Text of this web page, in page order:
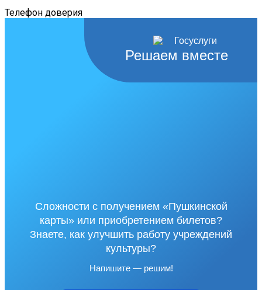
Телефон доверия
Решаем вместе
Сложности с получением «Пушкинской
карты» или приобретением билетов?
Знаете, как улучшить работу учреждений
культуры?
Напишите — решим!